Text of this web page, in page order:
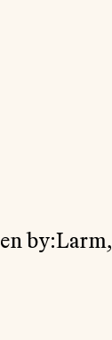
by:Larm,